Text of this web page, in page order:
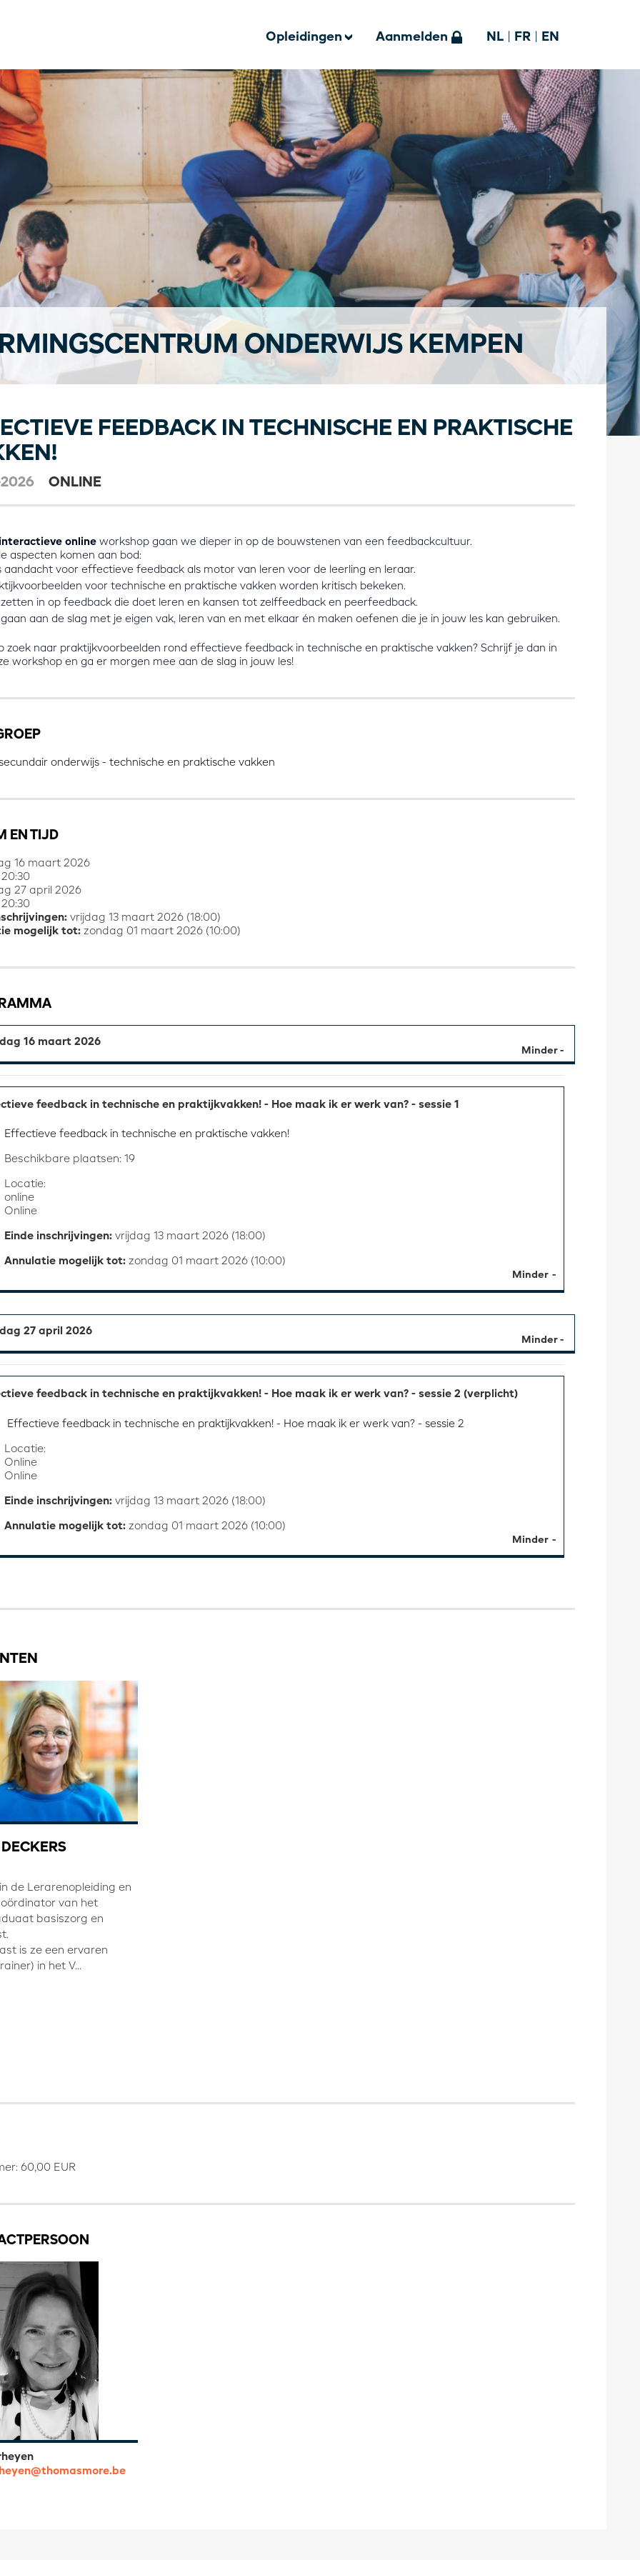
Opleidingen Aanmelden NL FR EN
ONDERWIJS KEMPEN
FEEDBACK IN TECHNISCHE EN PRAKTISCHE
ONLINE
interactieve onlineworkshop gaan we dieper in op de bouwstenen van een feedbackcultuur.
aspecten komen aan bod:
aandacht voor effectieve feedback als motor van leren voor de leerling en leraar.
voor technische en praktische vakken worden kritisch bekeken.
zetten in op feedback die doet leren en kansen tot zelffeedback en peerfeedback.
aan de slag met je eigen vak, leren van en met elkaar én maken oefenen die je in jouw les kan gebruiken.
zoek naar praktijkvoorbeelden rond effectieve feedback in technische en praktische vakken? Schrijf je dan in
workshop en ga er morgen mee aan de slag in jouw les!
onderwijs - technische en praktische vakken
EN TIJD
16 maart 2026
27 april 2026
vrijdag 13 maart 2026 (18:00)
mogelijk tot: zondag 01 maart 2026 (10:00)
16 maart 2026
feedback in technische en praktijkvakken! - Hoe maak ik er werk van? - sessie 1
Minder
Effectieve feedback in technische en praktische vakken!
Beschikbare plaatsen: 19
Locatie:
online
Online
Einde inschrijvingen: vrijdag 13 maart 2026 (18:00)
Annulatie mogelijk tot: zondag 01 maart 2026 (10:00)
27 april 2026
feedback in technische en praktijkvakken! - Hoe maak ik er werk van? - sessie 2 (verplicht)
Minder
Effectieve feedback in technische en praktijkvakken! - Hoe maak ik er werk van? - sessie 2
Locatie:
Online
Online
Einde inschrijvingen: vrijdag 13 maart 2026 (18:00)
Annulatie mogelijk tot: zondag 01 maart 2026 (10:00)
de Lerarenopleiding en
van het
basiszorg en
is ze een ervaren
in het V...
60,00 EUR